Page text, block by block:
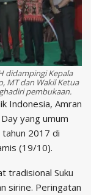
didampingi Kepala
MT dan Wakil Ketua
pembukaan.
Indonesia, Amran
yang umum
2017 di
(19/10).
tradisional Suku
sirine. Peringatan